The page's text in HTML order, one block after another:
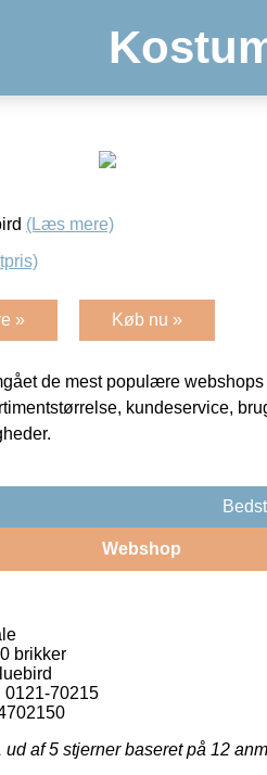
(Læs mere)
» Køb nu »
de mest populære
kundeservice,
Webshop
brikker
0121-70215
ud af 5 stjerner baseret på 12